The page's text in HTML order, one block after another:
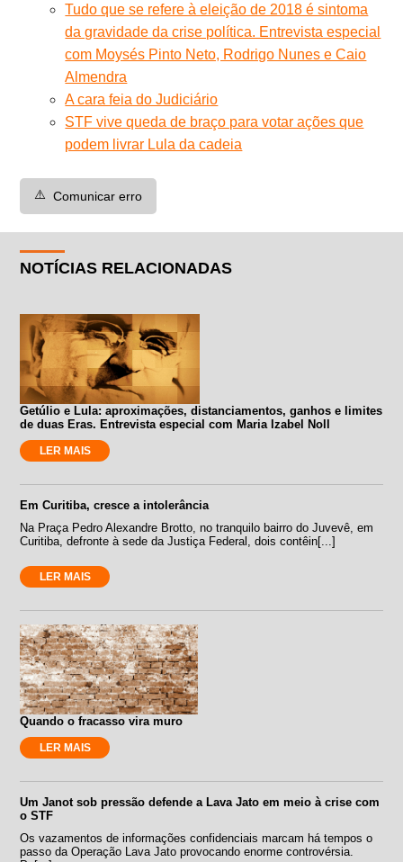
Tudo que se refere à eleição de 2018 é sintoma
da gravidade da crise política. Entrevista especial
com Moysés Pinto Neto, Rodrigo Nunes e Caio
Almendra
A cara feia do Judiciário
STF vive queda de braço para votar ações que
podem livrar Lula da cadeia
⚠️ Comunicar erro
NOTÍCIAS RELACIONADAS
Getúlio e Lula: aproximações, distanciamentos, ganhos e limites
de duas Eras. Entrevista especial com Maria Izabel Noll
LER MAIS
Em Curitiba, cresce a intolerância
Na Praça Pedro Alexandre Brotto, no tranquilo bairro do Juvevê, em
Curitiba, defronte à sede da Justiça Federal, dois contêin[...]
LER MAIS
Quando o fracasso vira muro
LER MAIS
Um Janot sob pressão defende a Lava Jato em meio à crise com
o STF
Os vazamentos de informações confidenciais marcam há tempos o
passo da Operação Lava Jato provocando enorme controvérsia.